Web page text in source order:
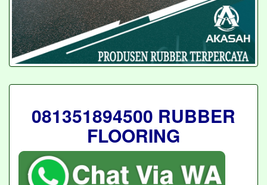
081351894500 RUBBER
FLOORING